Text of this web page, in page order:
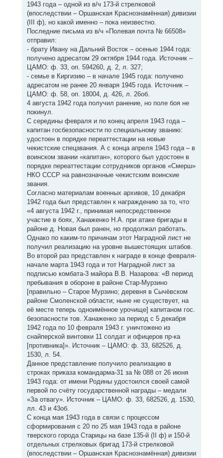
1943 года – одной из в/ч 173-й стрелковой
(впоследствии – Оршанская Краснознамённая) дивизии
(III ф), но какой именно – пока неизвестно.
Последние письма из в/ч «Полевая почта № 66508»
отправил:
- брату Ивану на Дальний Восток – осенью 1944 года:
получено адресатом 29 октября 1944 года. Источник –
ЦАМО: ф. 33, оп. 594260, д. 2, л. 327;
- семье в Киргизию – в начале 1945 года: получено
адресатом не ранее 20 января 1945 года. Источник –
ЦАМО: ф. 58, оп. 18004, д. 426, л. 26об.
4 августа 1942 года получил ранение, но поле боя не
покинул.
С середины февраля и по конец апреля 1943 года –
капитан госбезопасности по специальному званию:
удостоен в порядке переаттестации на новые
чекистские спецзвания. А с конца апреля 1943 года – в
воинском звании «капитан», которого был удостоен в
порядке переаттестации сотрудников органов «Смерш»
НКО СССР на равнозначные чекистским воинские
звания.
Согласно материалам военных архивов, 10 декабря
1942 года был представлен к награждению за то, что
«4 августа 1942 г., принимая непосредственное
участие в боях, Ханаженко Н.А. при атаке бригады в
районе д. Новая был ранен, но продолжал работать.
Однако по каким-то причинам этот Наградной лист не
получил реализацию на уровне вышестоящих штабов.
Во второй раз представлен к награде в конце февраля-
начале марта 1943 года и тот Наградной лист за
подписью комбата-3 майора В.В. Назарова: «В период
пребывания в обороне в районе Стар-Мурзино
[правильно – Старое Мурзино; деревня в Сычёвском
районе Смоленской области; ныне не существует, на
её месте теперь одноимённое урочище] капитаном гос.
безопасности тов. Ханаженко за период с 5 декабря
1942 года по 10 февраля 1943 г. уничтожено из
снайперской винтовки 11 солдат и офицеров пр-ка
[противника]». Источник – ЦАМО: ф. 33, 682526, д.
1530, л. 54.
Данное представление получило реализацию в
строках приказа командарма-31 за № 088 от 26 июня
1943 года: от имени Родины удостоился своей самой
первой по счёту государственной награды – медали
«За отвагу». Источник – ЦАМО: ф. 33, 682526, д. 1530,
лл. 43 и 43об.
С конца мая 1943 года в связи с процессом
сформирования с 20 по 25 мая 1943 года в районе
тверского города Старицы на базе 135-й (II ф) и 150-й
отдельных стрелковых бригад 173-й стрелковой
(впоследствии – Оршанская Краснознамённая) дивизии